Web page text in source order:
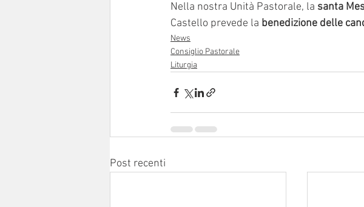
Nella nostra Unità Pastorale, la santa
Castello prevede la benedizione delle
News
Consiglio Pastorale
Liturgia
Post recenti